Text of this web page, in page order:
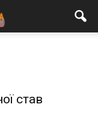
став